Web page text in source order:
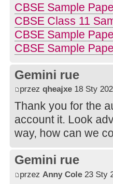
CBSE Sample
CBSE Class 11
CBSE Sample
CBSE Sample
Gemini rue
przez qheajxe 18 Sty
Thank you for the
account it. Look
way, how can we
Gemini rue
przez Anny Cole 23 Sty